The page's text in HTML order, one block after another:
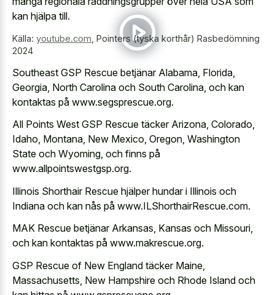
kan hjälpa till.
Källa: youtube.com Pointers (tyska korthår) Rasbedömning
2024
Southeast GSP Rescue betjänar Alabama, Florida,
Georgia, North Carolina och South Carolina, och kan
kontaktas på www.segsprescue.org.
All Points West GSP Rescue täcker Arizona, Colorado,
Idaho, Montana, New Mexico, Oregon, Washington
State och Wyoming, och finns på
www.allpointswestgsp.org.
Illinois Shorthair Rescue hjälper hundar i Illinois och
Indiana och kan nås på www.ILShorthairRescue.com.
MAK Rescue betjänar Arkansas, Kansas och Missouri,
och kan kontaktas på www.makrescue.org.
GSP Rescue of New England täcker Maine,
Massachusetts, New Hampshire och Rhode Island och